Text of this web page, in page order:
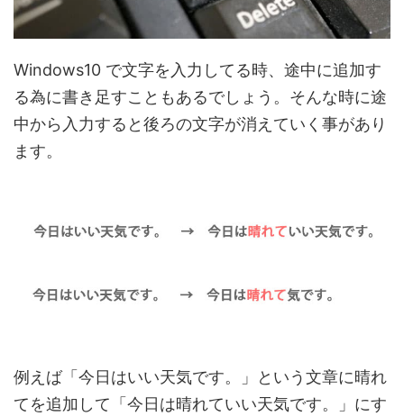
Windows10 で文字を入力してる時、途中に追加す
る為に書き足すこともあるでしょう。そんな時に途
中から入力すると後ろの文字が消えていく事があり
ます。
例えば「今日はいい天気です。」という文章に晴れ
てを追加して「今日は晴れていい天気です。」にす